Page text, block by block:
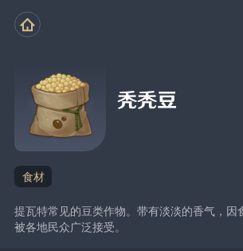
秃秃豆
食材
提瓦特常见的豆类作物。带有淡淡的香气，因
被各地民众广泛接受。